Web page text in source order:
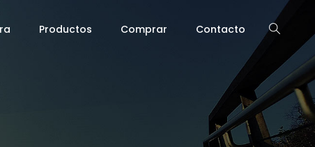
Productos Comprar Contacto